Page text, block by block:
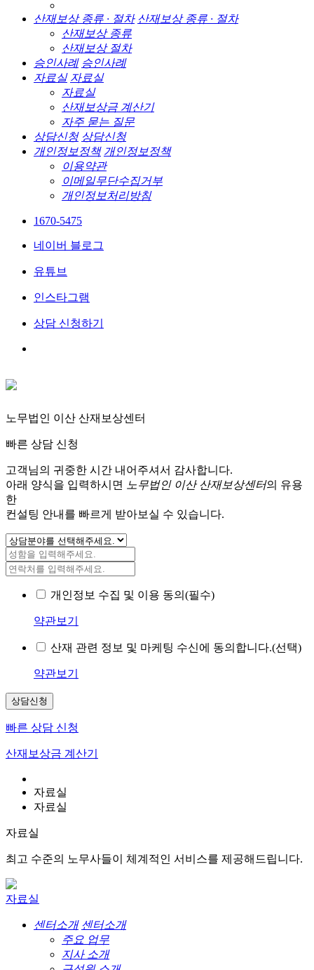
산재보상 종류 · 절차 산재보상 종류 · 절차
산재보상 종류
산재보상 절차
승인사례 승인사례
자료실 자료실
자료실
산재보상금 계산기
자주 묻는 질문
상담신청 상담신청
개인정보정책 개인정보정책
이용약관
이메일무단수집거부
개인정보처리방침
1670-5475
네이버 블로그
유튜브
인스타그램
상담 신청하기
노무법인 이산 산재보상센터
빠른 상담 신청
고객님의 귀중한 시간 내어주셔서 감사합니다.
아래 양식을 입력하시면
노무법인 이산 산재보상센터의 유용
한
컨설팅 안내를 빠르게 받아보실 수 있습니다.
개인정보 수집 및 이용 동의(필수)
약관보기
산재 관련 정보 및 마케팅 수신에 동의합니다.(선택)
약관보기
상담신청
빠른 상담 신청
산재보상금 계산기
자료실
자료실
자료실
최고 수준의 노무사들이 체계적인 서비스를 제공해드립니다.
자료실
센터소개 센터소개
주요 업무
지사 소개